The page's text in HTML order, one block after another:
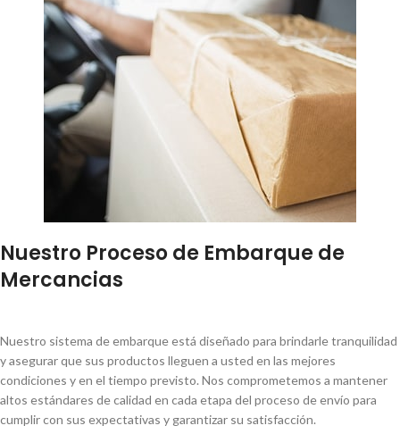
Nuestro Proceso de Embarque de
Mercancias
Nuestro sistema de embarque está diseñado para brindarle tranquilidad
y asegurar que sus productos lleguen a usted en las mejores
condiciones y en el tiempo previsto. Nos comprometemos a mantener
altos estándares de calidad en cada etapa del proceso de envío para
cumplir con sus expectativas y garantizar su satisfacción.